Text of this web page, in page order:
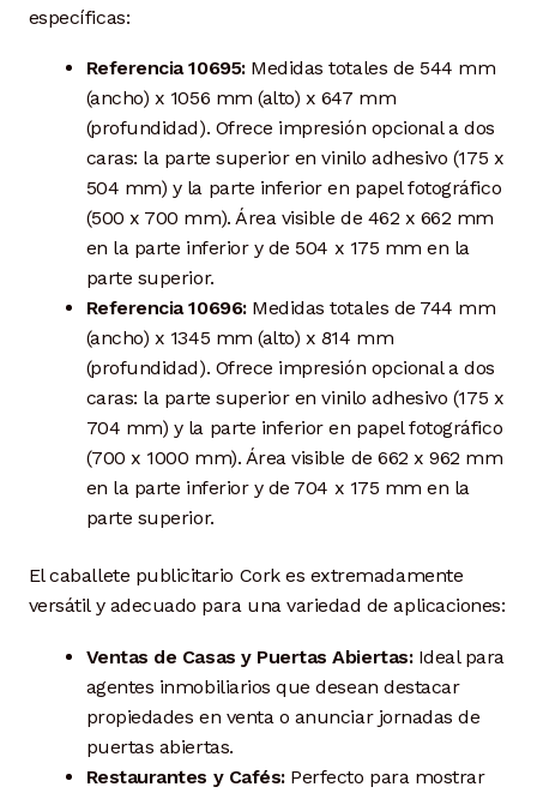
específicas:
Referencia 10695:Medidas totales de 544 mm
(ancho) x 1056 mm (alto) x 647 mm
(profundidad). Ofrece impresión opcional a dos
caras: la parte superior en vinilo adhesivo (175 x
504 mm) y la parte inferior en papel fotográfico
(500 x 700 mm). Área visible de 462 x 662 mm
en la parte inferior y de 504 x 175 mm en la
parte superior.
Referencia 10696:Medidas totales de 744 mm
(ancho) x 1345 mm (alto) x 814 mm
(profundidad). Ofrece impresión opcional a dos
caras: la parte superior en vinilo adhesivo (175 x
704 mm) y la parte inferior en papel fotográfico
(700 x 1000 mm). Área visible de 662 x 962 mm
en la parte inferior y de 704 x 175 mm en la
parte superior.
El caballete publicitario Cork es extremadamente
versátil y adecuado para una variedad de aplicaciones:
Ventas de Casas y Puertas Abiertas:Ideal para
agentes inmobiliarios que desean destacar
propiedades en venta o anunciar jornadas de
puertas abiertas.
Restaurantes y Cafés:Perfecto para mostrar